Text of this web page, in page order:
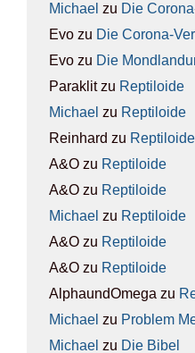
Michael zu Die
Evo zu Die Coro­na-
Evo zu Die
Paraklitzu Rep­ti­lo­ide
Michael zu Rep­ti­lo­ide
Reinhard zu Rep­ti­lo­ide
A&O zu Rep­ti­lo­ide
A&O zu Rep­ti­lo­ide
Michael zu Rep­ti­lo­ide
A&O zu Rep­ti­lo­ide
A&O zu Rep­ti­lo­ide
AlphaundOmega zu
Michael zu Pro­blem
Michael zu Die Bibel